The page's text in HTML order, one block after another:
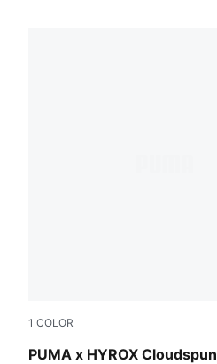
1 COLOR
PUMA x HYROX Cloudspun
PUMA BLACK